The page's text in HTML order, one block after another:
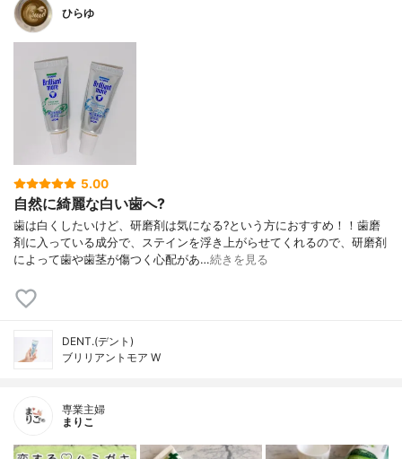
ひらゆ
5.00
自然に綺麗な白い歯へ?
歯は白くしたいけど、研磨剤は気になる?という方におすすめ！！歯磨
剤に入っている成分で、ステインを浮き上がらせてくれるので、研磨剤
によって歯や歯茎が傷つく心配があ…続きを見る
DENT.(デント)
ブリリアントモア W
専業主婦
まりこ